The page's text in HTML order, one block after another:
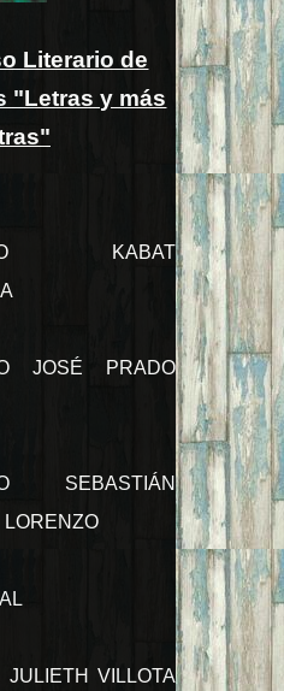
Literario de
"Letras y más
KABAT
JOSÉ PRADO
SEBASTIÁN
LORENZO
JULIETH VILLOTA